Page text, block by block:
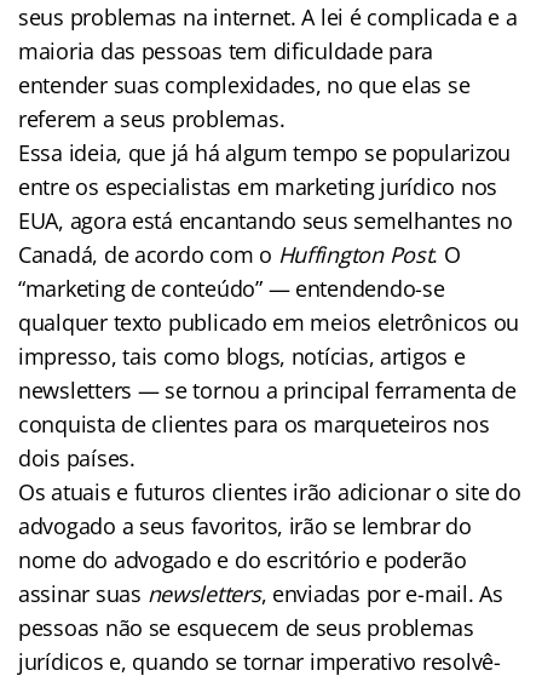
seus problemas na internet. A lei é complicada e a
maioria das pessoas tem dificuldade para
entender suas complexidades, no que elas se
referem a seus problemas.
Essa ideia, que já há algum tempo se popularizou
entre os especialistas em marketing jurídico nos
EUA, agora está encantando seus semelhantes no
Canadá, de acordo com o Huffington Post. O
“marketing de conteúdo” — entendendo-se
qualquer texto publicado em meios eletrônicos ou
impresso, tais como blogs, notícias, artigos e
newsletters — se tornou a principal ferramenta de
conquista de clientes para os marqueteiros nos
dois países.
Os atuais e futuros clientes irão adicionar o site do
advogado a seus favoritos, irão se lembrar do
nome do advogado e do escritório e poderão
assinar suas newsletters, enviadas por e-mail. As
pessoas não se esquecem de seus problemas
jurídicos e, quando se tornar imperativo resolvê-